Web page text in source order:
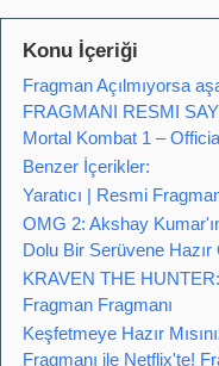
Konu İçeriği
Fragman Açılmıyorsa
FRAGMANI RESMI
Mortal Kombat 1 –
Benzer İçerikler:
Yaratıcı | Resmi
OMG 2: Akshay
Dolu Bir Serüvene
KRAVEN THE HUNTER:
Fragman Fragmanı
Keşfetmeye Hazır
Fragmanı ile Netflix'te!